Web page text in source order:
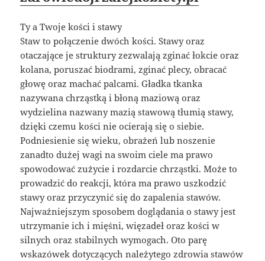
Ty a Twoje kości i stawy
Staw to połączenie dwóch kości. Stawy oraz
otaczające je struktury zezwalają zginać łokcie oraz
kolana, poruszać biodrami, zginać plecy, obracać
głowę oraz machać palcami. Gładka tkanka
nazywana chrząstką i błoną maziową oraz
wydzielina nazwany mazią stawową tłumią stawy,
dzięki czemu kości nie ocierają się o siebie.
Podniesienie się wieku, obrażeń lub noszenie
zanadto dużej wagi na swoim ciele ma prawo
spowodować zużycie i rozdarcie chrząstki. Może to
prowadzić do reakcji, która ma prawo uszkodzić
stawy oraz przyczynić się do zapalenia stawów.
Najważniejszym sposobem doglądania o stawy jest
utrzymanie ich i mięśni, więzadeł oraz kości w
silnych oraz stabilnych wymogach. Oto parę
wskazówek dotyczących należytego zdrowia stawów